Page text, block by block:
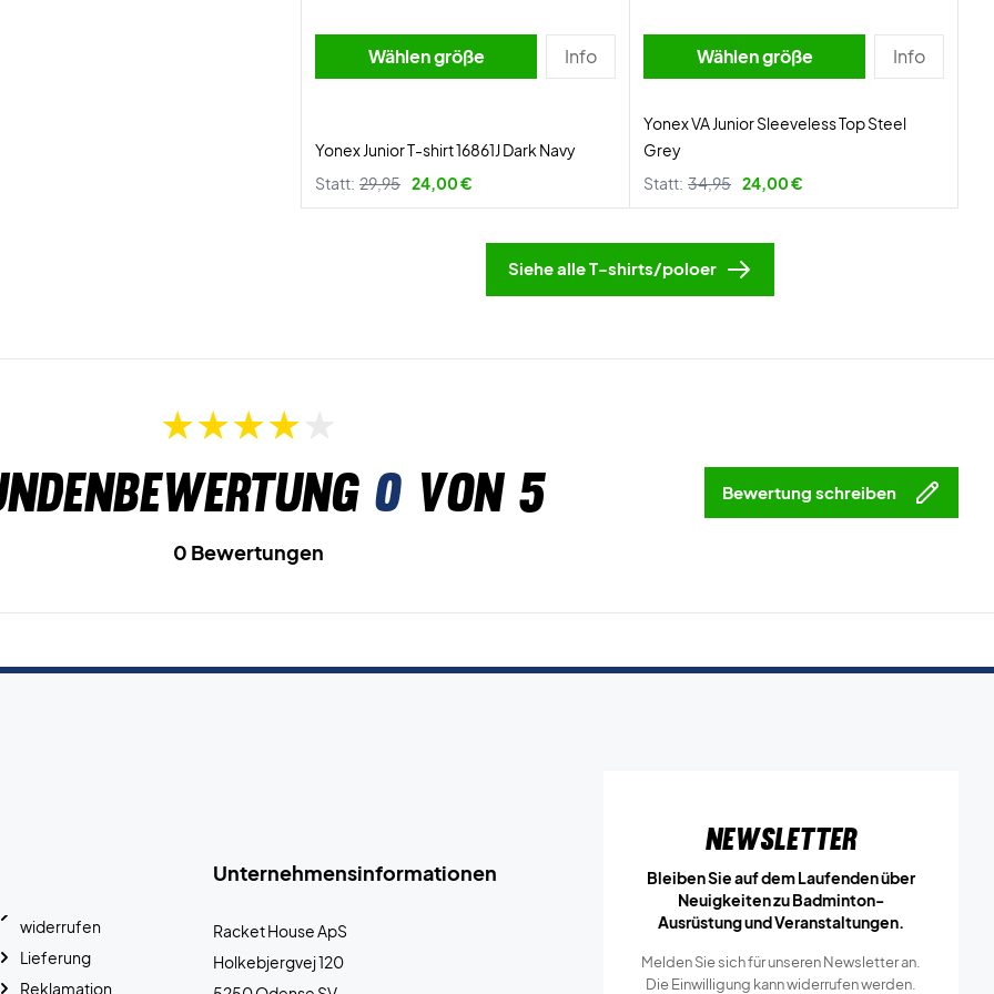
Wählen größe Info
Yonex Junior T-shirt 16861J Dark Navy
Statt: 29,95 24,00 €
Wählen größe Info
Yonex VA Junior Sleeveless Top Steel
Grey
Statt: 34,95 24,00 €
Siehe alle T-shirts/poloer
0von 5 Bewertung schreiben
0 Bewertungen
Unternehmensinformationen
Racket House ApS
Holkebjergvej 120
widerrufen
Lieferung
Reklamation
Newsletter
Bleiben Sie auf dem Laufenden über
Neuigkeiten zu Badminton-
Ausrüstung und Veranstaltungen.
Melden Sie sich für unseren Newsletter an.
Die Einwilligung kann widerrufen werden.